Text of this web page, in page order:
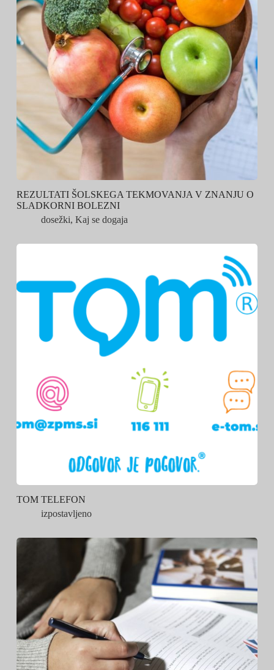
REZULTATI ŠOLSKEGA TEKMOVANJA V ZNANJU O
SLADKORNI BOLEZNI
dosežki, Kaj se dogaja
TOM TELEFON
izpostavljeno